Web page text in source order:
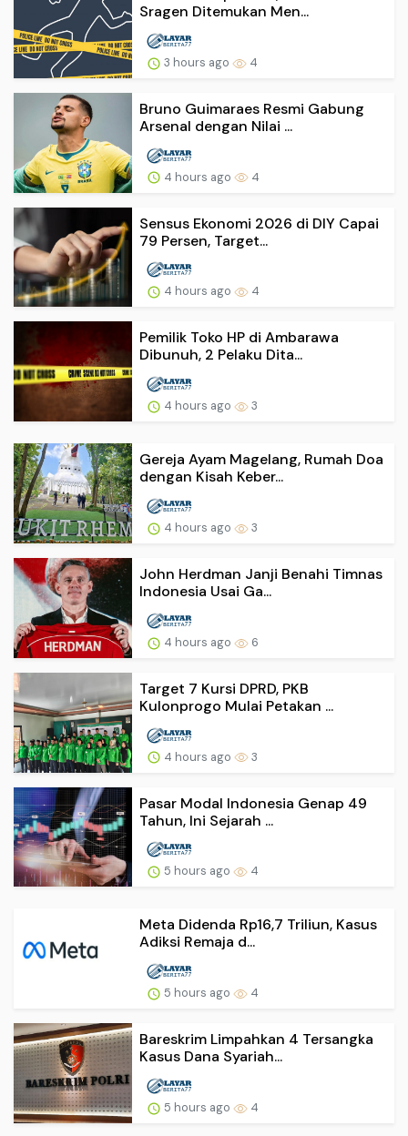
Sragen Ditemukan Men...
3 hours ago 4
Bruno Guimaraes Resmi Gabung
Arsenal dengan Nilai ...
4 hours ago 4
Sensus Ekonomi 2026 di DIY Capai
79 Persen, Target...
4 hours ago 4
Pemilik Toko HP di Ambarawa
Dibunuh, 2 Pelaku Dita...
4 hours ago 3
Gereja Ayam Magelang, Rumah Doa
dengan Kisah Keber...
4 hours ago 3
John Herdman Janji Benahi Timnas
Indonesia Usai Ga...
4 hours ago 6
Target 7 Kursi DPRD, PKB
Kulonprogo Mulai Petakan ...
4 hours ago 3
Pasar Modal Indonesia Genap 49
Tahun, Ini Sejarah ...
5 hours ago 4
Meta Didenda Rp16,7 Triliun, Kasus
Adiksi Remaja d...
5 hours ago 4
Bareskrim Limpahkan 4 Tersangka
Kasus Dana Syariah...
5 hours ago 4